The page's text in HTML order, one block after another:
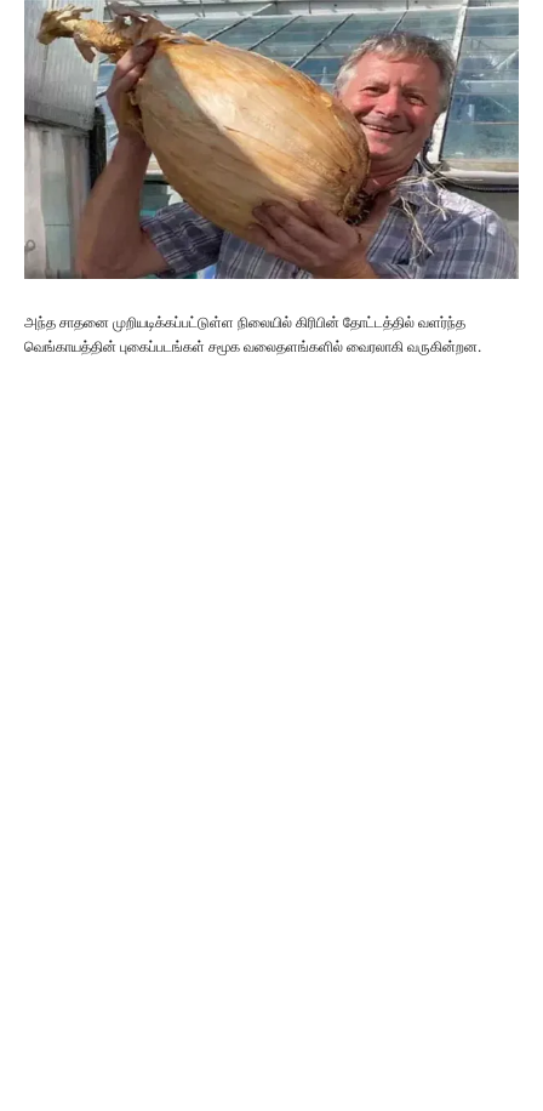
அந்த சாதனை முறியடிக்கப்பட்டுள்ள நிலையில் கிரிபின் தோட்டத்தில் வளர்ந்த
வெங்காயத்தின் புகைப்படங்கள் சமூக வலைதளங்களில் வைரலாகி வருகின்றன.